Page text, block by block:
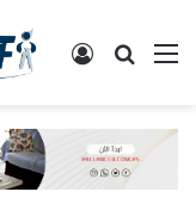
القائمة البحث تسجيل